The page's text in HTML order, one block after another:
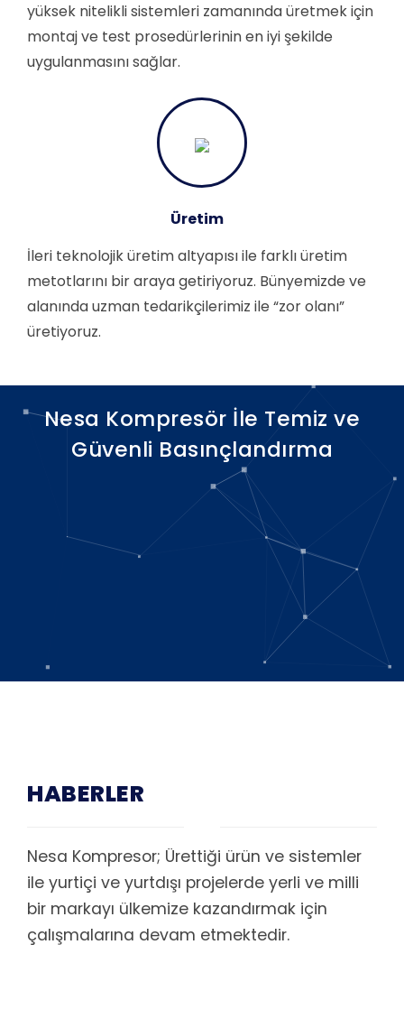
yüksek nitelikli sistemleri zamanında üretmek için
montaj ve test prosedürlerinin en iyi şekilde
uygulanmasını sağlar.
Üretim
İleri teknolojik üretim altyapısı ile farklı üretim
metotlarını bir araya getiriyoruz. Bünyemizde ve
alanında uzman tedarikçilerimiz ile “zor olanı”
üretiyoruz.
Nesa Kompresör İle Temiz ve
Güvenli Basınçlandırma
HABERLER
Nesa Kompresor; Ürettiği ürün ve sistemler
ile yurtiçi ve yurtdışı projelerde yerli ve milli
bir markayı ülkemize kazandırmak için
çalışmalarına devam etmektedir.